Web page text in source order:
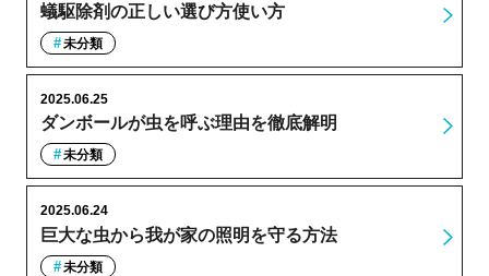
蟻駆除剤の正しい選び方使い方
未分類
ダンボールが虫を呼ぶ理由を徹底解明
2025.06.25
未分類
巨大な虫から我が家の照明を守る方法
2025.06.24
未分類